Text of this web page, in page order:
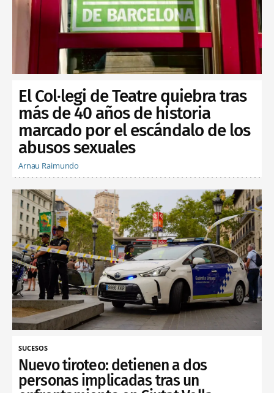
El Col·legi de Teatre quiebra tras
más de 40 años de historia
marcado por el escándalo de los
abusos sexuales
Arnau Raimundo
SUCESOS
Nuevo tiroteo: detienen a dos
personas implicadas tras un